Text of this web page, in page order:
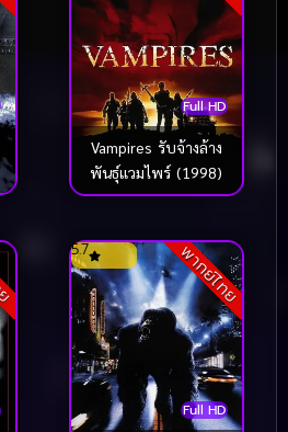
Full HD
Vampires รับจ้างล้าง
พันธุ์แวมไพร์ (1998)
พากย์ไทย
Full HD
5.7